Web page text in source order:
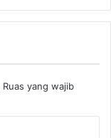
Ruas yang wajib